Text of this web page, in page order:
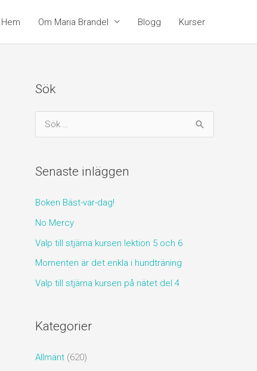
Hem Om Maria Brandel Blogg Kurser
Sök
ö
e
t
e
r
:
Senaste inläggen
Boken Bäst-var-dag!
No Mercy
Valp till stjärna kursen lektion 5 och 6
Momenten är det enkla i hundträning
Valp till stjärna kursen på nätet del 4
Kategorier
Allmänt (620)